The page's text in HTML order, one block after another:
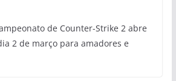
de Counter-Strike 2 abre
2 de março para amadores e